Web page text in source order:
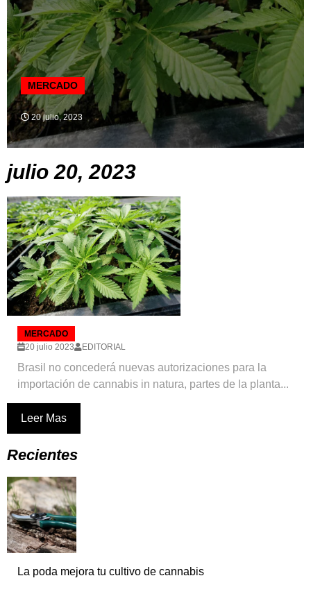
MERCADO
20 julio, 2023
julio 20, 2023
MERCADO
20 julio 2023
EDITORIAL
Brasil no concederá nuevas autorizaciones para la
importación de cannabis in natura, partes de la planta...
Leer Mas
Recientes
La poda mejora tu cultivo de cannabis